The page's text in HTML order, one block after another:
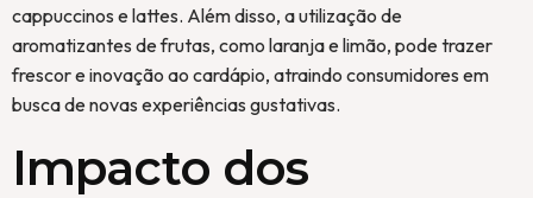
cappuccinos e lattes. Além disso, a utilização de
aromatizantes de frutas, como laranja e limão, pode trazer
frescor e inovação ao cardápio, atraindo consumidores em
busca de novas experiências gustativas.
Impacto dos